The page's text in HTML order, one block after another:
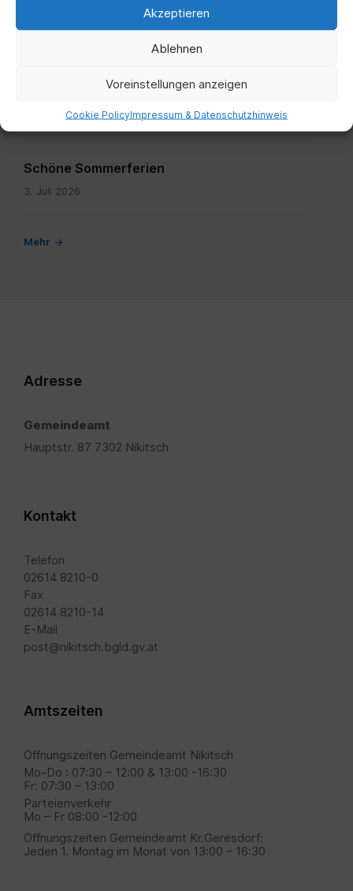
Akzeptieren
Ablehnen
Voreinstellungen anzeigen
Cookie PolicyImpressum & Datenschutzhinweis
Information für Haus und
Vergilbungskrankheit der Rebe
7. Juli 2026
Schöne Sommerferien
3. Juli 2026
Mehr
Adresse
Gemeindeamt
Hauptstr. 87 7302 Nikitsch
Kontakt
Telefon
02614 8210-0
Fax
02614 8210-14
E-Mail
post@nikitsch.bgld.gv.at
Amtszeiten
Öffnungszeiten Gemeindeamt Nikitsch
Mo-Do : 07:30 – 12:00 & 13:00 -16:30
Fr: 07:30 – 13:00
Parteienverkehr
Mo – Fr 08:00 -12:00
Öffnungszeiten Gemeindeamt Kr.Geresdorf:
Jeden 1. Montag im Monat von 13:00 – 16:30